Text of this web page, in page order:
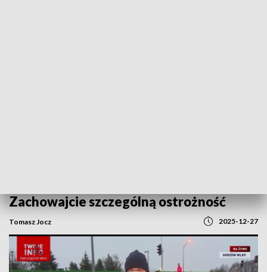
Zachowajcie szczególną ostrożność
Tomasz Jocz 2025-12-27